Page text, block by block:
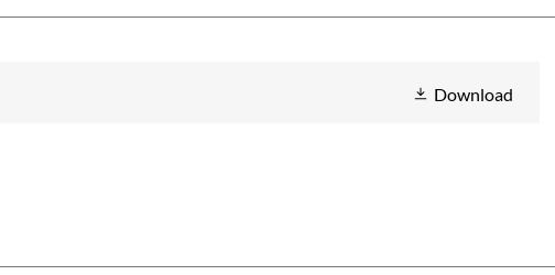
Download